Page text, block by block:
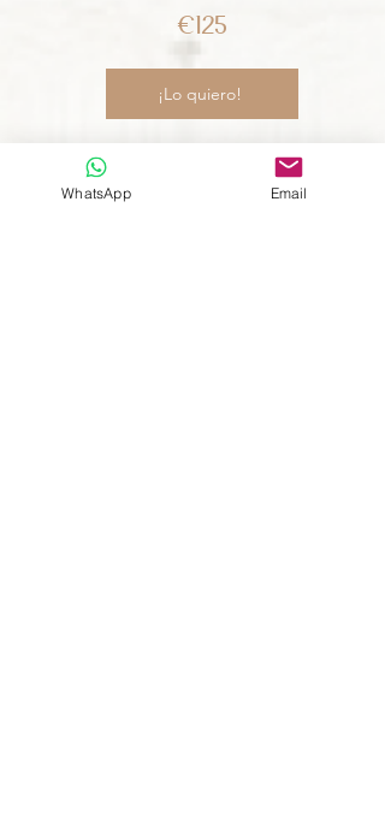
€125
¡Lo quiero!
WhatsApp Email